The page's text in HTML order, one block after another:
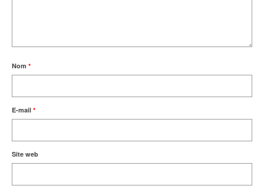
Nom *
E-mail *
Site web